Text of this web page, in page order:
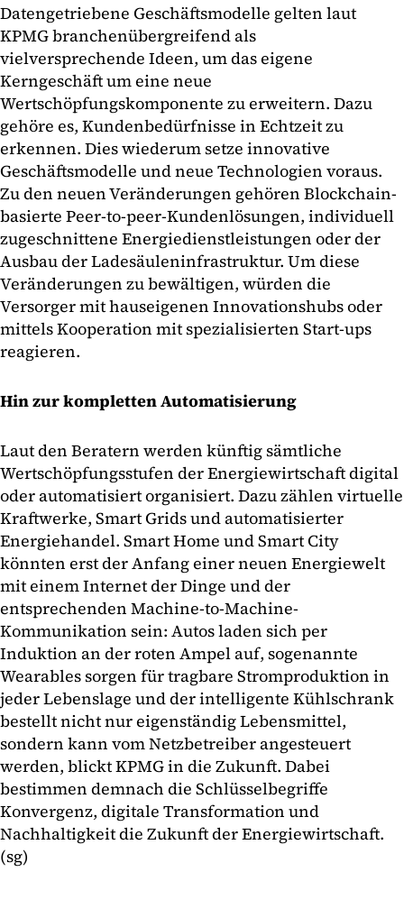
Datengetriebene Geschäftsmodelle gelten laut
KPMG branchenübergreifend als
vielversprechende Ideen, um das eigene
Kerngeschäft um eine neue
Wertschöpfungskomponente zu erweitern. Dazu
gehöre es, Kundenbedürfnisse in Echtzeit zu
erkennen. Dies wiederum setze innovative
Geschäftsmodelle und neue Technologien voraus.
Zu den neuen Veränderungen gehören Blockchain-
basierte Peer-to-peer-Kundenlösungen, individuell
zugeschnittene Energiedienstleistungen oder der
Ausbau der Ladesäuleninfrastruktur. Um diese
Veränderungen zu bewältigen, würden die
Versorger mit hauseigenen Innovationshubs oder
mittels Kooperation mit spezialisierten Start-ups
reagieren.
Hin zur kompletten Automatisierung
Laut den Beratern werden künftig sämtliche
Wertschöpfungsstufen der Energiewirtschaft digital
oder automatisiert organisiert. Dazu zählen virtuelle
Kraftwerke, Smart Grids und automatisierter
Energiehandel. Smart Home und Smart City
könnten erst der Anfang einer neuen Energiewelt
mit einem Internet der Dinge und der
entsprechenden Machine-to-Machine-
Kommunikation sein: Autos laden sich per
Induktion an der roten Ampel auf, sogenannte
Wearables sorgen für tragbare Stromproduktion in
jeder Lebenslage und der intelligente Kühlschrank
bestellt nicht nur eigenständig Lebensmittel,
sondern kann vom Netzbetreiber angesteuert
werden, blickt KPMG in die Zukunft. Dabei
bestimmen demnach die Schlüsselbegriffe
Konvergenz, digitale Transformation und
Nachhaltigkeit die Zukunft der Energiewirtschaft.
(sg)